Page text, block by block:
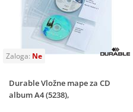
Durable Vložne mape za CD
album A4 (5238),